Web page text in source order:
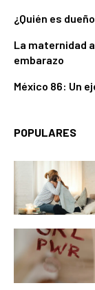
¿Quién es
La maternidad
embarazo
México 86: Un
POPULARES